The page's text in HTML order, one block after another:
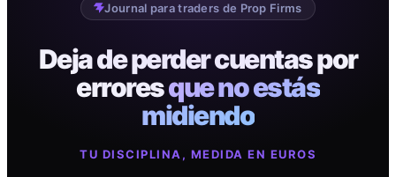
Journal para traders de Prop Firms
Deja de perder cuentas por
erroresque no estás
midiendo
TU DISCIPLINA, MEDIDA EN EUROS